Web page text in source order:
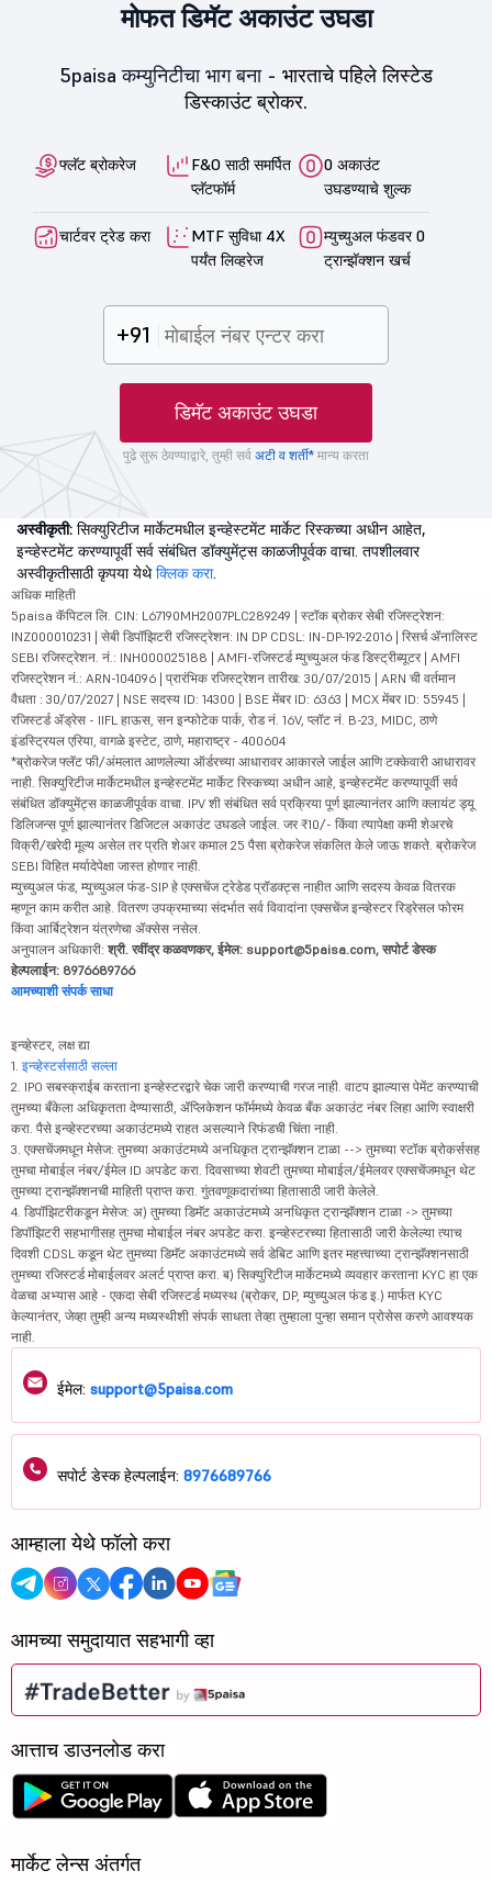
मोफत डिमॅट अकाउंट उघडा
5paisa कम्युनिटीचा भाग बना - भारताचे पहिले लिस्टेड
डिस्काउंट ब्रोकर.
फ्लॅट ब्रोकरेज
F&O साठी समर्पित
प्लॅटफॉर्म
0 अकाउंट
उघडण्याचे शुल्क
चार्टवर ट्रेड करा
MTF सुविधा 4X
पर्यंत लिव्हरेज
म्युच्युअल फंडवर 0
ट्रान्झॅक्शन खर्च
+91
डिमॅट अकाउंट उघडा
पुढे सुरू ठेवण्याद्वारे, तुम्ही सर्व अटी व शर्ती* मान्य करता
अस्वीकृती: सिक्युरिटीज मार्केटमधील इन्व्हेस्टमेंट मार्केट रिस्कच्या अधीन आहेत,
इन्व्हेस्टमेंट करण्यापूर्वी सर्व संबंधित डॉक्युमेंट्स काळजीपूर्वक वाचा. तपशीलवार
अस्वीकृतीसाठी कृपया येथेक्लिक करा.
अधिक माहिती
5paisa कॅपिटल लि. CIN: L67190MH2007PLC289249 | स्टॉक ब्रोकर सेबी रजिस्ट्रेशन:
INZ000010231 | सेबी डिपॉझिटरी रजिस्ट्रेशन: IN DP CDSL: IN-DP-192-2016 | रिसर्च ॲनालिस्ट
SEBI रजिस्ट्रेशन. नं.: INH000025188 | AMFI-रजिस्टर्ड म्युच्युअल फंड डिस्ट्रीब्यूटर | AMFI
रजिस्ट्रेशन नं.: ARN-104096 | प्रारंभिक रजिस्ट्रेशन तारीख: 30/07/2015 | ARN ची वर्तमान
वैधता : 30/07/2027 | NSE सदस्य ID: 14300 | BSE मेंबर ID: 6363 | MCX मेंबर ID: 55945 |
रजिस्टर्ड ॲड्रेस - IIFL हाऊस, सन इन्फोटेक पार्क, रोड नं. 16V, प्लॉट नं. B-23, MIDC, ठाणे
इंडस्ट्रियल एरिया, वागळे इस्टेट, ठाणे, महाराष्ट्र - 400604
*ब्रोकरेज फ्लॅट फी/अंमलात आणलेल्या ऑर्डरच्या आधारावर आकारले जाईल आणि टक्केवारी आधारावर
नाही. सिक्युरिटीज मार्केटमधील इन्व्हेस्टमेंट मार्केट रिस्कच्या अधीन आहे, इन्व्हेस्टमेंट करण्यापूर्वी सर्व
संबंधित डॉक्युमेंट्स काळजीपूर्वक वाचा. IPV शी संबंधित सर्व प्रक्रिया पूर्ण झाल्यानंतर आणि क्लायंट ड्यू
डिलिजन्स पूर्ण झाल्यानंतर डिजिटल अकाउंट उघडले जाईल. जर ₹10/- किंवा त्यापेक्षा कमी शेअरचे
विक्री/खरेदी मूल्य असेल तर प्रति शेअर कमाल 25 पैसा ब्रोकरेज संकलित केले जाऊ शकते. ब्रोकरेज
SEBI विहित मर्यादेपेक्षा जास्त होणार नाही.
म्युच्युअल फंड, म्युच्युअल फंड-SIP हे एक्सचेंज ट्रेडेड प्रॉडक्ट्स नाहीत आणि सदस्य केवळ वितरक
म्हणून काम करीत आहे. वितरण उपक्रमाच्या संदर्भात सर्व विवादांना एक्सचेंज इन्व्हेस्टर रिड्रेसल फोरम
किंवा आर्बिट्रेशन यंत्रणेचा ॲक्सेस नसेल.
अनुपालन अधिकारी: श्री. रवींद्र कळवणकर, ईमेल: support@5paisa.com, सपोर्ट डेस्क
हेल्पलाईन: 8976689766
आमच्याशी संपर्क साधा
इन्व्हेस्टर, लक्ष द्या
1. इन्व्हेस्टर्ससाठी सल्ला
2. IPO सबस्क्राईब करताना इन्व्हेस्टरद्वारे चेक जारी करण्याची गरज नाही. वाटप झाल्यास पेमेंट करण्याची
तुमच्या बँकेला अधिकृतता देण्यासाठी, ॲप्लिकेशन फॉर्ममध्ये केवळ बँक अकाउंट नंबर लिहा आणि स्वाक्षरी
करा. पैसे इन्व्हेस्टरच्या अकाउंटमध्ये राहत असल्याने रिफंडची चिंता नाही.
3. एक्सचेंजमधून मेसेज: तुमच्या अकाउंटमध्ये अनधिकृत ट्रान्झॅक्शन टाळा --> तुमच्या स्टॉक ब्रोकर्ससह
तुमचा मोबाईल नंबर/ईमेल ID अपडेट करा. दिवसाच्या शेवटी तुमच्या मोबाईल/ईमेलवर एक्सचेंजमधून थेट
तुमच्या ट्रान्झॅक्शनची माहिती प्राप्त करा. गुंतवणूकदारांच्या हितासाठी जारी केलेले.
4. डिपॉझिटरीकडून मेसेज: अ) तुमच्या डिमॅट अकाउंटमध्ये अनधिकृत ट्रान्झॅक्शन टाळा -> तुमच्या
डिपॉझिटरी सहभागीसह तुमचा मोबाईल नंबर अपडेट करा. इन्व्हेस्टरच्या हितासाठी जारी केलेल्या त्याच
दिवशी CDSL कडून थेट तुमच्या डिमॅट अकाउंटमध्ये सर्व डेबिट आणि इतर महत्त्वाच्या ट्रान्झॅक्शनसाठी
तुमच्या रजिस्टर्ड मोबाईलवर अलर्ट प्राप्त करा. ब) सिक्युरिटीज मार्केटमध्ये व्यवहार करताना KYC हा एक
वेळचा अभ्यास आहे - एकदा सेबी रजिस्टर्ड मध्यस्थ (ब्रोकर, DP, म्युच्युअल फंड इ.) मार्फत KYC
केल्यानंतर, जेव्हा तुम्ही अन्य मध्यस्थीशी संपर्क साधता तेव्हा तुम्हाला पुन्हा समान प्रोसेस करणे आवश्यक
नाही.
ईमेल: support@5paisa.com
सपोर्ट डेस्क हेल्पलाईन: 8976689766
आम्हाला येथे फॉलो करा
आमच्या समुदायात सहभागी व्हा
आत्ताच डाउनलोड करा
मार्केट लेन्स अंतर्गत